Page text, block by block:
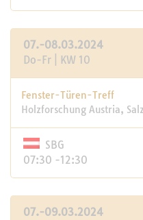
07.-08.03.2024
Do-Fr | KW 10
Fenster-Türen-Treff
Holzforschung Austria,
SBG
07:30 -12:30
07.-09.03.2024